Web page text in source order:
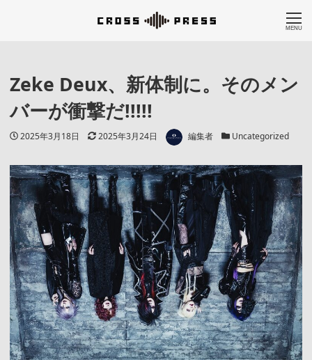
MENU
Zeke Deux、新体制に。そのメン
バーが衝撃だ!!!!!
投稿日
2025年3月18日 更新日
2025年3月24日 著者 編集者 カテゴリー
Uncategorized